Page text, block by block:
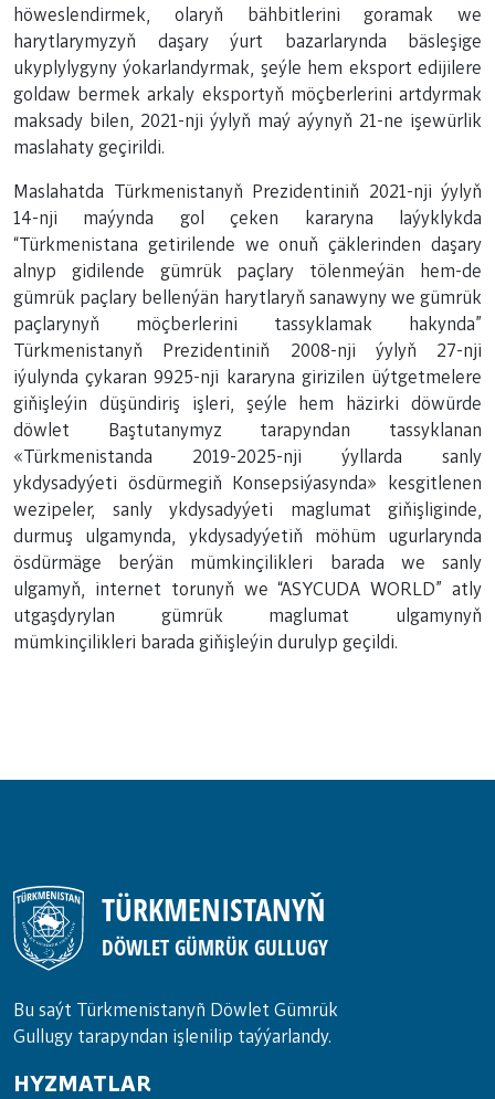
höweslendirmek, olaryň bähbitlerini goramak we
harytlarymyzyň daşary ýurt bazarlarynda bäsleşige
ukyplylygyny ýokarlandyrmak, şeýle hem eksport edijilere
goldaw bermek arkaly eksportyň möçberlerini artdyrmak
maksady bilen, 2021-nji ýylyň maý aýynyň 21-ne işewürlik
maslahaty geçirildi.
Maslahatda Türkmenistanyň Prezidentiniň 2021-nji ýylyň
14-nji maýynda gol çeken kararyna laýyklykda
“Türkmenistana getirilende we onuň çäklerinden daşary
alnyp gidilende gümrük paçlary tölenmeýän hem-de
gümrük paçlary bellenýän harytlaryň sanawyny we gümrük
paçlarynyň möçberlerini tassyklamak hakynda”
Türkmenistanyň Prezidentiniň 2008-nji ýylyň 27-nji
iýulynda çykaran 9925-nji kararyna girizilen üýtgetmelere
giňişleýin düşündiriş işleri, şeýle hem häzirki döwürde
döwlet Baştutanymyz tarapyndan tassyklanan
«Türkmenistanda 2019-2025-nji ýyllarda sanly
ykdysadyýeti ösdürmegiň Konsepsiýasynda» kesgitlenen
wezipeler, sanly ykdysadyýeti maglumat giňişliginde,
durmuş ulgamynda, ykdysadyýetiň möhüm ugurlarynda
ösdürmäge berýän mümkinçilikleri barada we sanly
ulgamyň, internet torunyň we “ASYCUDA WORLD” atly
utgaşdyrylan gümrük maglumat ulgamynyň
mümkinçilikleri barada giňişleýin durulyp geçildi.
TÜRKMENISTANYŇ
DÖWLET GÜMRÜK GULLUGY
Bu saýt Türkmenistanyñ Döwlet Gümrük
Gullugy tarapyndan işlenilip taýýarlandy.
HYZMATLAR